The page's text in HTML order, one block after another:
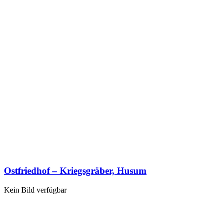
Ostfriedhof – Kriegsgräber, Husum
Kein Bild verfügbar